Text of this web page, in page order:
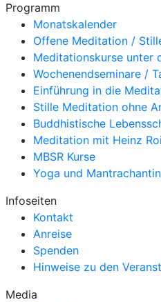
Programm
Monatskalender
Offene Meditation /
Meditationskurse unter
Wochenendseminare /
Einführung in die
Stille Meditation ohne
Buddhistische
Meditation mit Heinz
MBSR Kurse
Yoga und
Infoseiten
Kontakt
Anreise
Spenden
Hinweise zu den
Media